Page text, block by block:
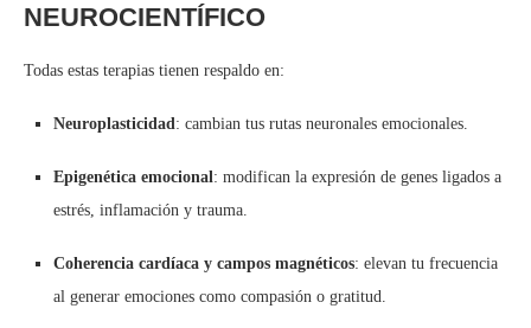
NEUROCIENTÍFICO
Todas estas terapias tienen respaldo en:
Neuroplasticidad : cambian tus rutas neuronales emocionales.
Epigenética emocional : modifican la expresión de genes ligados a
estrés, inflamación y trauma.
Coherencia cardíaca y campos magnéticos: elevan tu frecuencia
al generar emociones como compasión o gratitud.